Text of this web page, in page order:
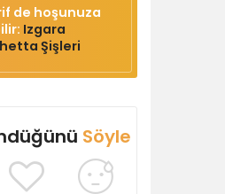
de hoşunuza
Izgara
Şişleri
Söyle